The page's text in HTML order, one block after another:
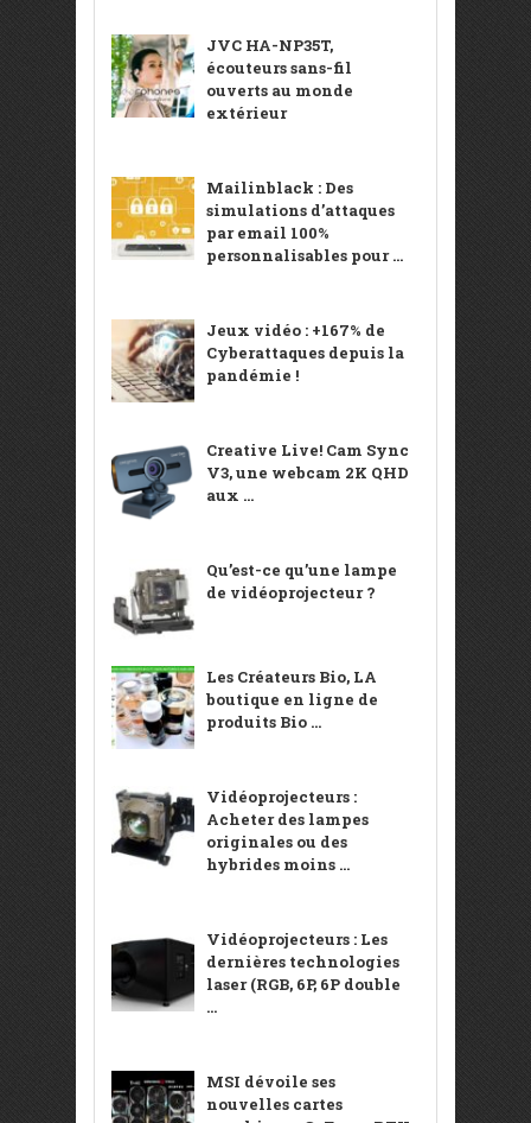
JVC HA-NP35T,
écouteurs sans-fil
ouverts au monde
extérieur
Mailinblack : Des
simulations d’attaques
par email 100%
personnalisables pour ...
Jeux vidéo : +167% de
Cyberattaques depuis la
pandémie !
Creative Live! Cam Sync
V3, une webcam 2K QHD
aux ...
Qu’est-ce qu’une lampe
de vidéoprojecteur ?
Les Créateurs Bio, LA
boutique en ligne de
produits Bio ...
Vidéoprojecteurs :
Acheter des lampes
originales ou des
hybrides moins ...
Vidéoprojecteurs : Les
dernières technologies
laser (RGB, 6P, 6P double
...
MSI dévoile ses
nouvelles cartes